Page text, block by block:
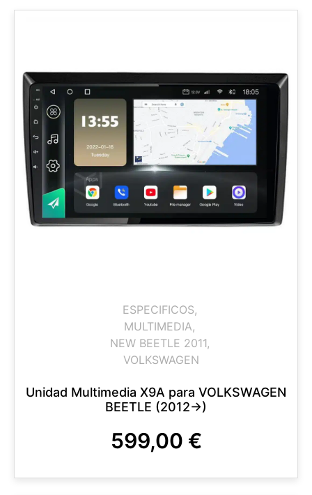
ESPECIFICOS,
MULTIMEDIA,
NEW BEETLE 2011,
VOLKSWAGEN
Unidad Multimedia X9A para VOLKSWAGEN
BEETLE (2012->)
599,00 €